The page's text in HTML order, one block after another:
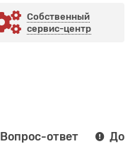
Собственный
сервис-центр
Вопрос-ответ